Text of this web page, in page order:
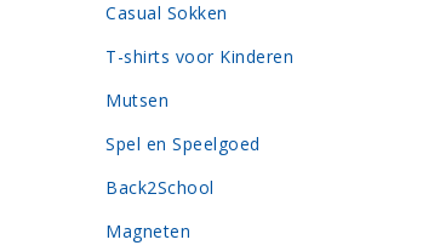
Casual Sokken
T-shirts voor Kinderen
Mutsen
Spel en Speelgoed
Back2School
Magneten